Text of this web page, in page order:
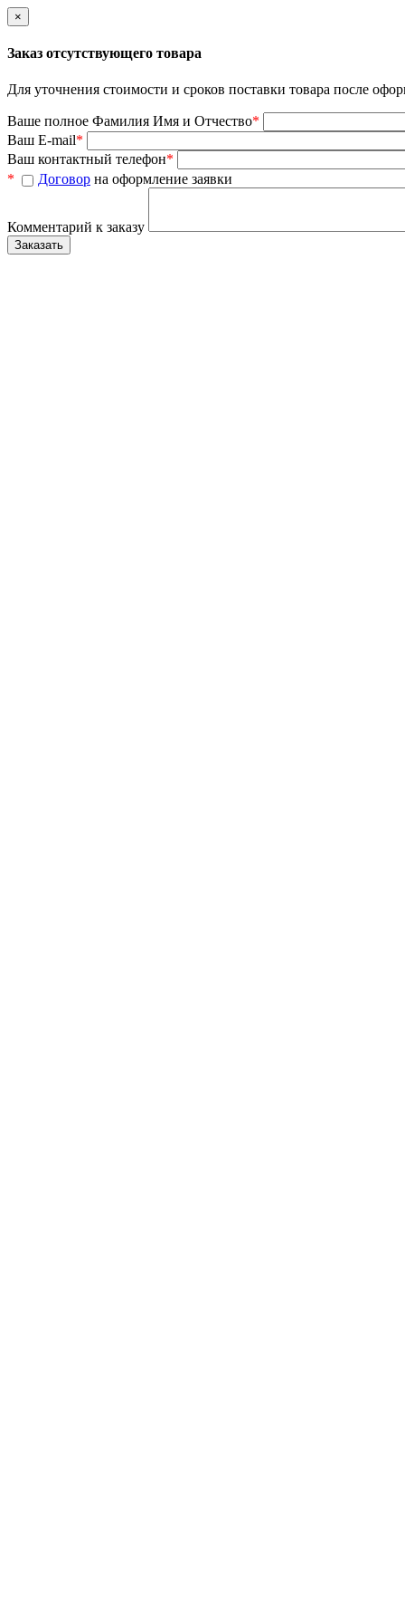
×
Заказ отсутствующего товара
Для уточнения стоимости и сроков поставки товара после
Ваше полное Фамилия Имя и Отчество*
Ваш E-mail*
Ваш контактный телефон*
*
Договор на оформление заявки
Комментарий к заказу